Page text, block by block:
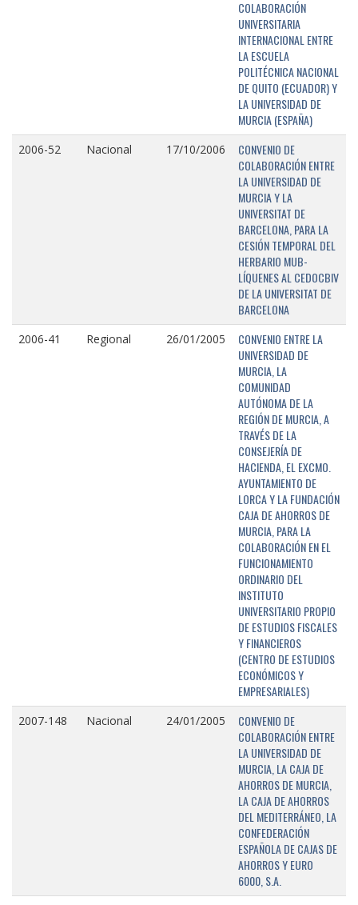
COLABORACIÓN
UNIVERSITARIA
INTERNACIONAL ENTRE
LA ESCUELA
POLITÉCNICA NACIONAL
DE QUITO (ECUADOR) Y
LA UNIVERSIDAD DE
MURCIA (ESPAÑA)
2006-52 Nacional 17/10/2006
CONVENIO DE
COLABORACIÓN ENTRE
LA UNIVERSIDAD DE
MURCIA Y LA
UNIVERSITAT DE
BARCELONA, PARA LA
CESIÓN TEMPORAL DEL
HERBARIO MUB-
LÍQUENES AL CEDOCBIV
DE LA UNIVERSITAT DE
BARCELONA
2006-41 Regional 26/01/2005
CONVENIO ENTRE LA
UNIVERSIDAD DE
MURCIA, LA
COMUNIDAD
AUTÓNOMA DE LA
REGIÓN DE MURCIA, A
TRAVÉS DE LA
CONSEJERÍA DE
HACIENDA, EL EXCMO.
AYUNTAMIENTO DE
LORCA Y LA FUNDACIÓN
CAJA DE AHORROS DE
MURCIA, PARA LA
COLABORACIÓN EN EL
FUNCIONAMIENTO
ORDINARIO DEL
INSTITUTO
UNIVERSITARIO PROPIO
DE ESTUDIOS FISCALES
Y FINANCIEROS
(CENTRO DE ESTUDIOS
ECONÓMICOS Y
EMPRESARIALES)
2007-148 Nacional 24/01/2005
CONVENIO DE
COLABORACIÓN ENTRE
LA UNIVERSIDAD DE
MURCIA, LA CAJA DE
AHORROS DE MURCIA,
LA CAJA DE AHORROS
DEL MEDITERRÁNEO, LA
CONFEDERACIÓN
ESPAÑOLA DE CAJAS DE
AHORROS Y EURO
6000, S.A.